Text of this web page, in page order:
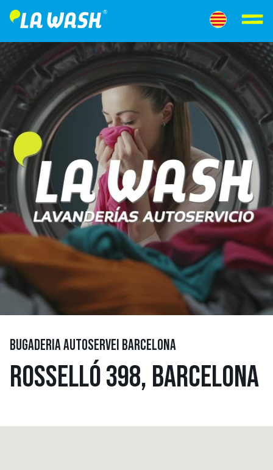
BUGADERIA AUTOSERVEI BARCELONA
ROSSELLÓ 398, BARCELONA